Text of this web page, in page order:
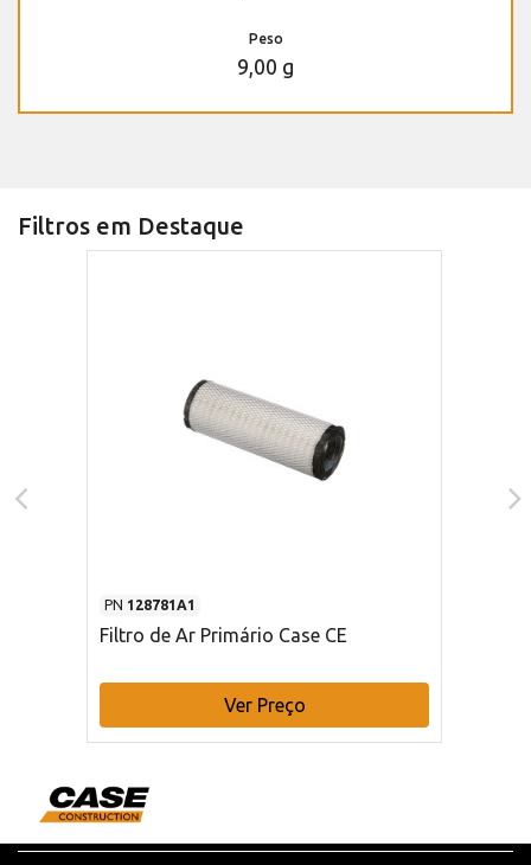
Peso
9,00 g
Filtros em Destaque
PN 128781A1
Filtro de Ar Primário Case CE
Ver Preço